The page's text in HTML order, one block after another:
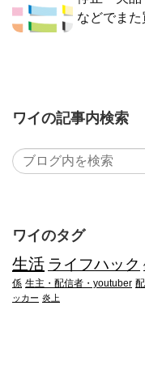
などでまた
ワイの記事内検索
ワイのタグ
生活 ライフハック
係 生主・配信者・youtuber
ッカー 炎上